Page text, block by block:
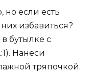
но если есть
избавиться?
бутылке с
Нанеси
тряпочкой.